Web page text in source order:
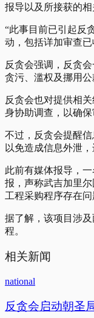
报导以及所接获的相
“此事目前已引起反
动，包括详加审查
反贪会强调，反贪
贪污、滥权及挪用公
反贪会也对提供相
身协助调查，以确保
不过，反贪会提醒
以免造成信息外泄
此前有媒体报导，
报，声称武吉加里
工程采购程序存在问
据了解，该项目涉
程。
相关新闻
national
反贪会启动朝圣